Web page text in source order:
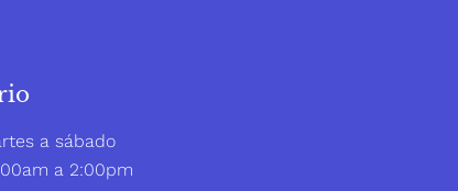
a sábado
a 2:00pm